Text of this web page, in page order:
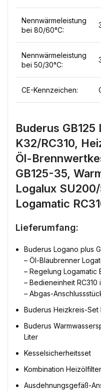
Nennwärmeleistung
bei 80/60°C:
Nennwärmeleistung
bei 50/30°C:
CE-Kennzeichen:
Buderus GB125
K32/RC310,
Öl-
GB125-35,
Logalux
Logamatic
Lieferumfang:
Buderus Logano plus
– Öl-Blaubrenner
– Regelung Logamatic
– Bedieneinheit RC310
– Abgas-
Buderus Heizkreis-Set
Buderus
Liter
Kesselsicherheitsset
Kombination
Ausdehnungsgefäß-